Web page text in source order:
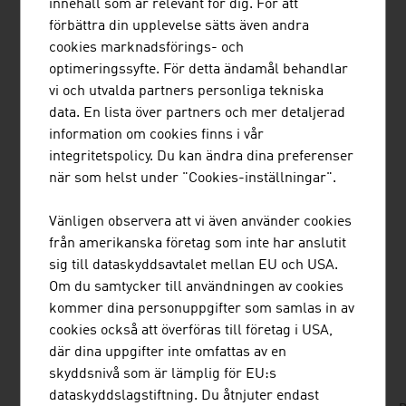
energiproduktion är mestadels fragmenterad och
decentraliserad och därför mer stabil vid olika
störningar. Utmaningen med naturresurser är nämligen
fluktuationer i tillgänglighet. Det är därför österrikiska
företag utvecklar nya lösningar för lagring av elektrisk
energi, just för att göra försörjningen trygg och stabil. På
detta sätt bidrar de till en positiv utveckling inom
energisektorn.
industrimiljöteknik
listen
downloads
NEDLADDNINGAR
innehåll som är relevant för dig. För att
förbättra din upplevelse sätts även andra
cookies marknadsförings- och
optimeringssyfte. För detta ändamål behandlar
vi och utvalda partners personliga tekniska
data. En lista över partners och mer detaljerad
information om cookies finns i vår
integritetspolicy. Du kan ändra dina preferenser
när som helst under "Cookies-inställningar".
Vänligen observera att vi även använder cookies
från amerikanska företag som inte har anslutit
sig till dataskyddsavtalet mellan EU och USA.
Om du samtycker till användningen av cookies
kommer dina personuppgifter som samlas in av
cookies också att överföras till företag i USA,
där dina uppgifter inte omfattas av en
skyddsnivå som är lämplig för EU:s
dataskyddslagstiftning. Du åtnjuter endast